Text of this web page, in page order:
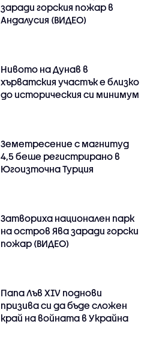
заради горския пожар в
Андалусия (ВИДЕО)
Нивото на Дунав в
хърватския участък е близко
до историческия си минимум
Земетресение с магнитуд
4,5 беше регистрирано в
Югоизточна Турция
Затвориха национален парк
на остров Ява заради горски
пожар (ВИДЕО)
Папа Лъв XIV поднови
призива си да бъде сложен
край на войната в Украйна